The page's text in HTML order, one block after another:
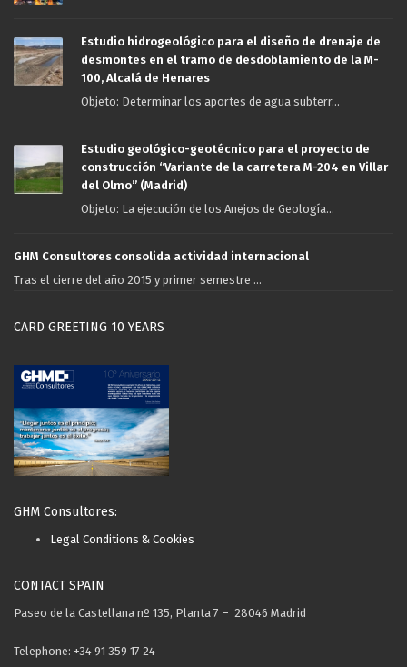
Estudio hidrogeológico para el diseño de drenaje de
desmontes en el tramo de desdoblamiento de la M-
100, Alcalá de Henares
Objeto: Determinar los aportes de agua subterr...
Estudio geológico-geotécnico para el proyecto de
construcción “Variante de la carretera M-204 en Villar
del Olmo” (Madrid)
Objeto: La ejecución de los Anejos de Geología...
GHM Consultores consolida actividad internacional
Tras el cierre del año 2015 y primer semestre ...
CARD GREETING 10 YEARS
GHM Consultores:
Legal Conditions & Cookies
CONTACT SPAIN
Paseo de la Castellana nº 135, Planta 7 – 28046 Madrid
Telephone: +34 91 359 17 24